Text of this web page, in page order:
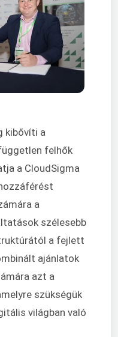
kibővíti a
felhők
a CloudSigma
a
szélesebb
a fejlett
ajánlatok
azt a
szükségük
világban való